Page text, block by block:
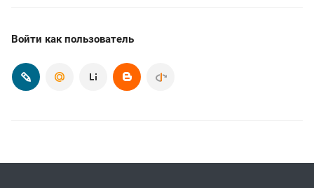
Войти как пользователь